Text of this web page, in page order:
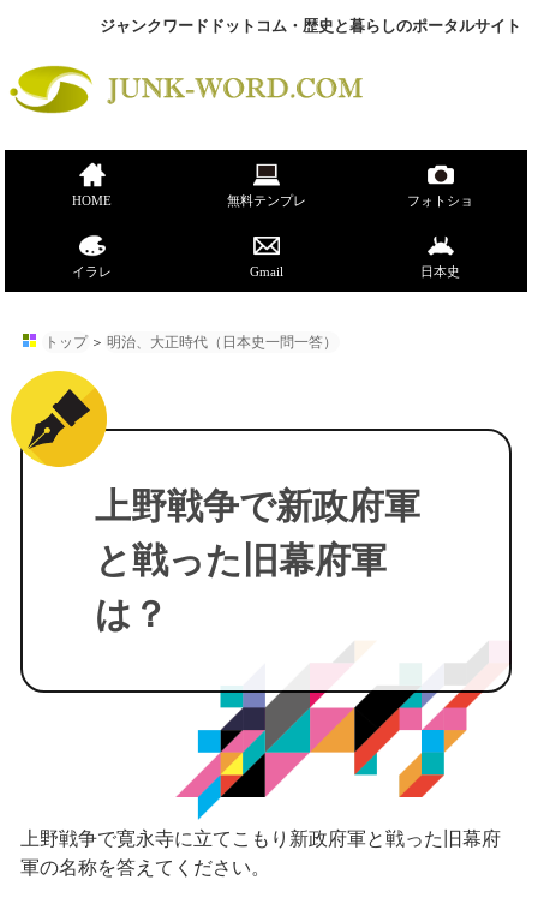
ジャンクワードドットコム・歴史と暮らしのポータルサイト
HOME 無料テンプレ フォトショ
イラレ Gmail 日本史
トップ ＞ 明治、大正時代（日本史一問一答）
上野戦争で新政府軍
と戦った旧幕府軍
は？
上野戦争で寛永寺に立てこもり新政府軍と戦った旧幕府
軍の名称を答えてください。